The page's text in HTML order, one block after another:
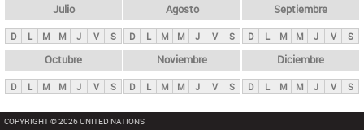
l
e
s
Julio
D L M M J V S
Agosto
D L M M J V S
Septiembre
D L M M J V S
Octubre
D L M M J V S
Noviembre
D L M M J V S
Diciembre
D L M M J V S
COPYRIGHT © 2026 UNITED NATIONS